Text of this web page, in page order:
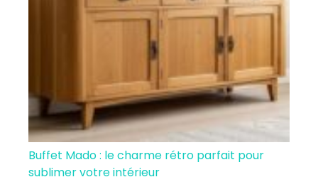
Buffet Mado : le charme rétro parfait pour
sublimer votre intérieur